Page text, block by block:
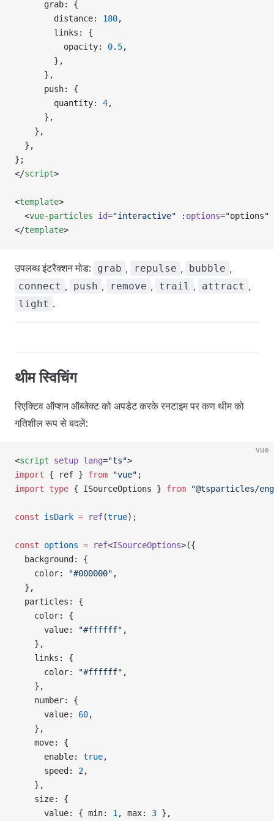
      grab: {
        distance:
180,
        links: {
          opacity:
0.5,
        },
      },
      push: {
        quantity:
4,
      },
    },
  },
};
</script>
<template>
  <
vue-particles id="interactive" : options="options"
</template>
उपलब्ध इंटरैक्शन मोड: grab repulse bubble
connect push remove trail attract
light .
थीम स्विचिंग
रिएक्टिव ऑप्शन ऑब्जेक्ट को अपडेट करके रनटाइम पर कण थीम को
गतिशील रूप से बदलें:
vue
<script setup lang="ts">
import { ref } from "vue" ;
import type { ISourceOptions } from "@tsparticles/
const isDark = ref(true);
const options = ref<ISourceOptions>({
  background: {
    color:
"#000000" ,
  },
  particles: {
    color: {
      value:
"#ffffff" ,
    },
    links: {
      color:
"#ffffff" ,
    },
    number: {
      value:
60,
    },
    move: {
      enable:
true,
      speed:
2,
    },
    size: {
      value: { min:
1 , max: 3 },